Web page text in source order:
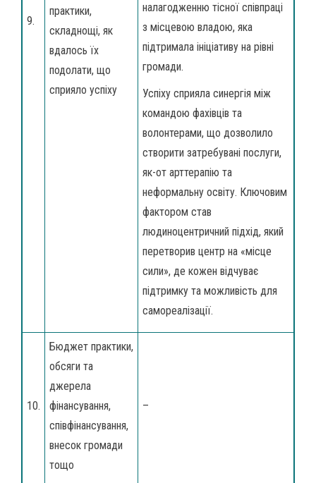
9.
практики,
складнощі, як
вдалось їх
подолати, що
сприяло успіху
налагодженню тісної співпраці
з місцевою владою, яка
підтримала ініціативу на рівні
громади.
Успіху сприяла синергія між
командою фахівців та
волонтерами, що дозволило
створити затребувані послуги,
як-от арттерапію та
неформальну освіту. Ключовим
фактором став
людиноцентричний підхід, який
перетворив центр на «місце
сили», де кожен відчуває
підтримку та можливість для
самореалізації.
10.
Бюджет практики,
обсяги та
джерела
фінансування,
співфінансування,
внесок громади
тощо
–